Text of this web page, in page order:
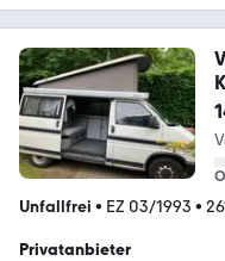
Unfallfrei • EZ 03/1993 •
Privatanbieter